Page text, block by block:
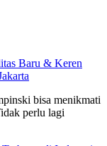
Baru & Keren
bisa menikmati
perlu lagi